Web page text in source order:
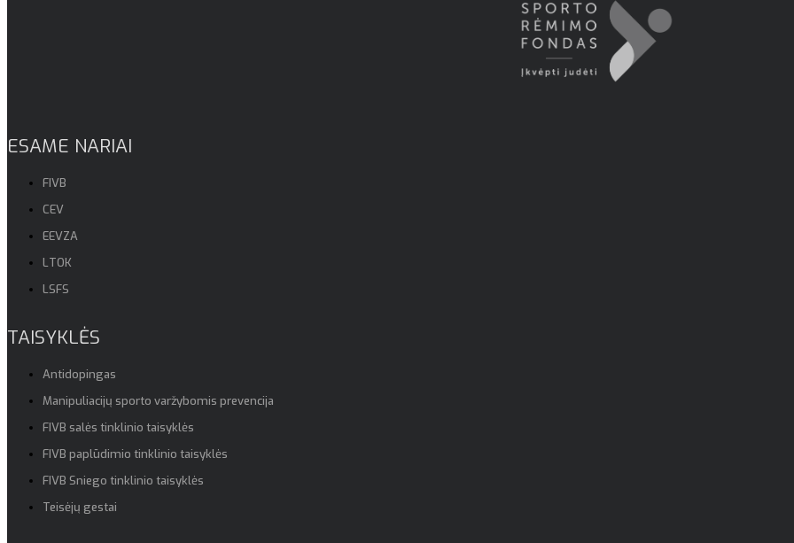
ESAME NARIAI
FIVB
CEV
EEVZA
LTOK
LSFS
TAISYKLĖS
Antidopingas
Manipuliacijų sporto varžybomis prevencija
FIVB salės tinklinio taisyklės
FIVB paplūdimio tinklinio taisyklės
FIVB Sniego tinklinio taisyklės
Teisėjų gestai